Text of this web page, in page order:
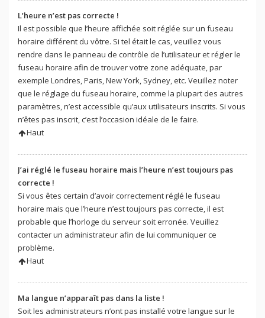
L’heure n’est pas correcte !
Il est possible que l’heure affichée soit réglée sur un fuseau
horaire différent du vôtre. Si tel était le cas, veuillez vous
rendre dans le panneau de contrôle de l’utilisateur et régler le
fuseau horaire afin de trouver votre zone adéquate, par
exemple Londres, Paris, New York, Sydney, etc. Veuillez noter
que le réglage du fuseau horaire, comme la plupart des autres
paramètres, n’est accessible qu’aux utilisateurs inscrits. Si vous
n’êtes pas inscrit, c’est l’occasion idéale de le faire.
Haut
J’ai réglé le fuseau horaire mais l’heure n’est toujours pas
correcte !
Si vous êtes certain d’avoir correctement réglé le fuseau
horaire mais que l’heure n’est toujours pas correcte, il est
probable que l’horloge du serveur soit erronée. Veuillez
contacter un administrateur afin de lui communiquer ce
problème.
Haut
Ma langue n’apparaît pas dans la liste !
Soit les administrateurs n’ont pas installé votre langue sur le